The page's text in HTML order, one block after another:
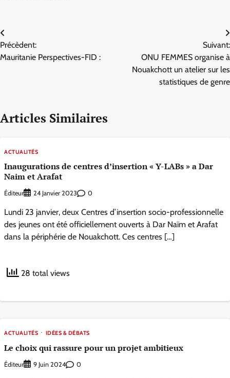
Navigation
de
Précèdent:
Mauritanie Perspectives-FID :
Suivant:
ONU FEMMES organise à
Nouakchott un atelier sur les
statistiques de genre
Articles Similaires
ACTUALITÉS
Inaugurations de centres d’insertion « Y-LABs » a Dar
Naim et Arafat
Éditeur 24 Janvier 2023 0
Lundi 23 janvier, deux Centres d’insertion socio-professionnelle
des jeunes ont été officiellement ouverts à Dar Naïm et Arafat
dans la périphérie de Nouakchott. Ces centres […]
28 total views
ACTUALITÉS IDÉES & DÉBATS
Le choix qui rassure pour un projet ambitieux
Éditeur 9 Juin 2024 0